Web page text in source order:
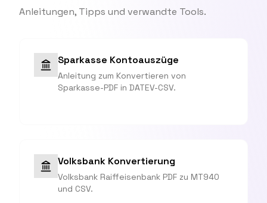
Anleitungen, Tipps und verwandte Tools.
Sparkasse Kontoauszüge
Anleitung zum Konvertieren von
Sparkasse-PDF in DATEV-CSV.
Volksbank Konvertierung
Volksbank Raiffeisenbank PDF zu MT940
und CSV.